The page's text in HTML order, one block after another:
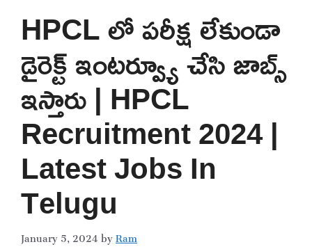
HPCL లో పరీక్ష లేకుండా
డైరెక్ట్ ఇంటర్వ్యూ చేసి జాబ్స్
ఇస్తారు | HPCL
Recruitment 2024 |
Latest Jobs In
Telugu
January 5, 2024byRam